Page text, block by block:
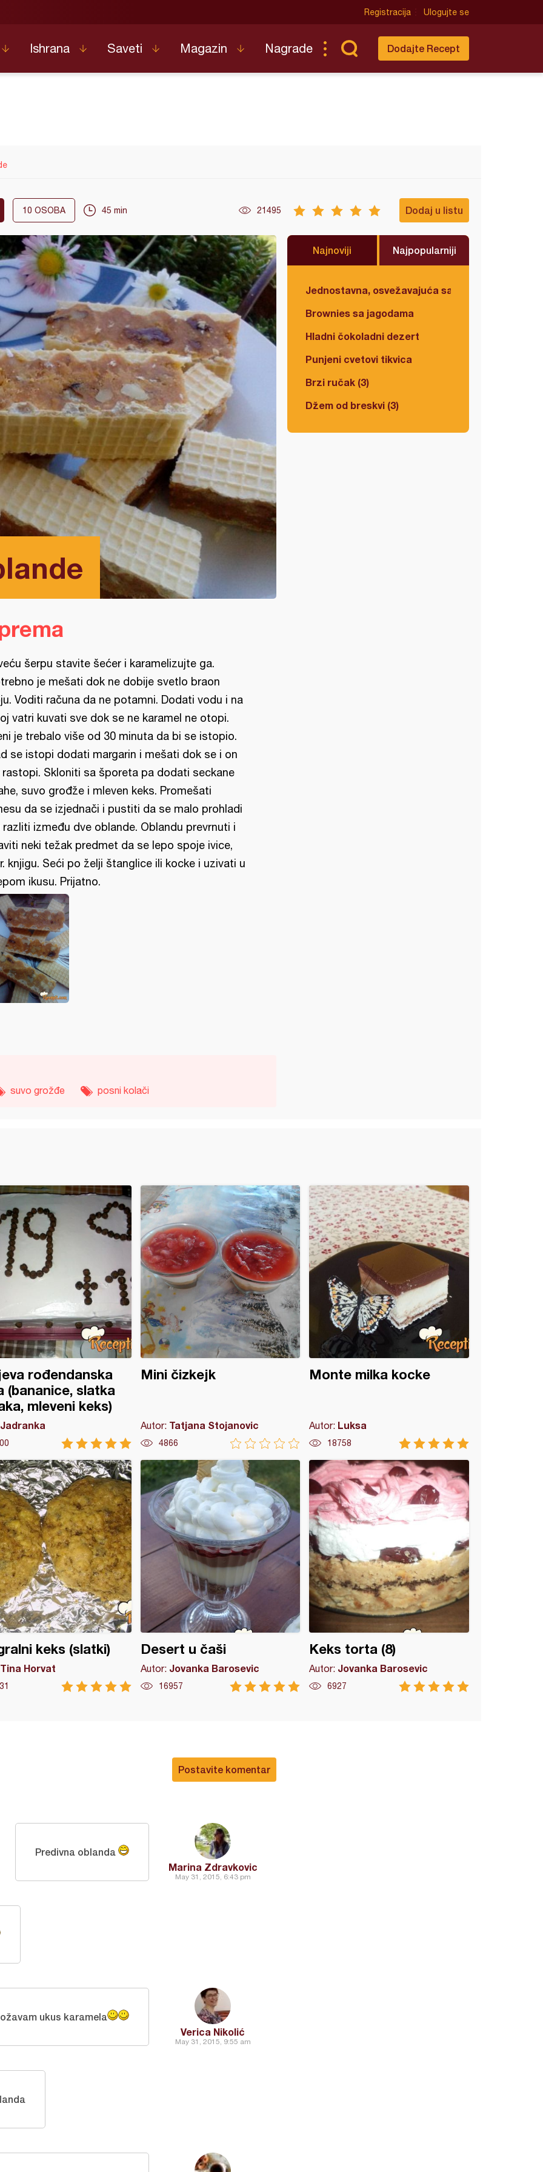
Registracija Ulogujte se
Ishrana Saveti Magazin Nagrade Dodajte Recept
10 OSOBA 45 min 21495 Dodaj u listu
Najnoviji Najpopularniji
Jednostavna, osvežavajuća salata
Brownies sa jagodama
Hladni čokoladni dezert
Punjeni cvetovi tikvica
Brzi ručak (3)
Džem od breskvi (3)
šerpu stavite šećer i karamelizujte ga.
je mešati dok ne dobije svetlo braon
Voditi računa da ne potamni. Dodati vodu i na
vatri kuvati sve dok se ne karamel ne otopi.
je trebalo više od 30 minuta da bi se istopio.
se istopi dodati margarin i mešati dok se i on
rastopi. Skloniti sa šporeta pa dodati seckane
suvo grođže i mleven keks. Promešati
da se izjednači i pustiti da se malo prohladi
razliti između dve oblande. Oblandu prevrnuti i
neki težak predmet da se lepo spoje ivice,
knjigu. Seći po želji štanglice ili kocke i uzivati u
ikusu. Prijatno.
suvo grožđe posni kolači
rođendanska
(bananice, slatka
mleveni keks)
Jadranka
Mini čizkejk
Autor: Tatjana Stojanovic
4866
Monte milka kocke
Autor: Luksa
18758
keks (slatki)
Tina Horvat
Desert u čaši
Autor: Jovanka Barosevic
16957
Keks torta (8)
Autor: Jovanka Barosevic
6927
Postavite komentar
Marina Zdravkovic
May 31, 2015, 6:43 pm
Predivna oblanda
Verica Nikolić
May 31, 2015, 9:55 am
ukus karamela